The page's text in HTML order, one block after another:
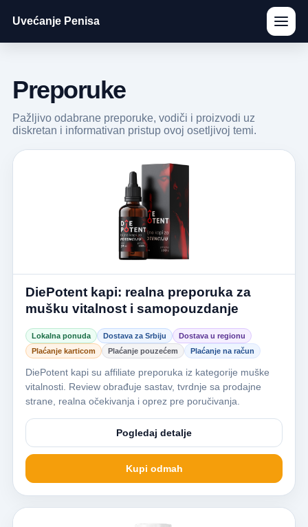
Uvećanje Penisa
Preporuke
Pažljivo odabrane preporuke, vodiči i proizvodi uz
diskretan i informativan pristup ovoj osetljivoj temi.
DiePotent kapi: realna preporuka za
mušku vitalnost i samopouzdanje
Lokalna ponuda Dostava za Srbiju
Dostava u regionu
Plaćanje karticom
Plaćanje pouzećem Plaćanje na račun
DiePotent kapi su affiliate preporuka iz kategorije muške
vitalnosti. Review obrađuje sastav, tvrdnje sa prodajne
strane, realna očekivanja i oprez pre poručivanja.
Pogledaj detalje
Kupi odmah